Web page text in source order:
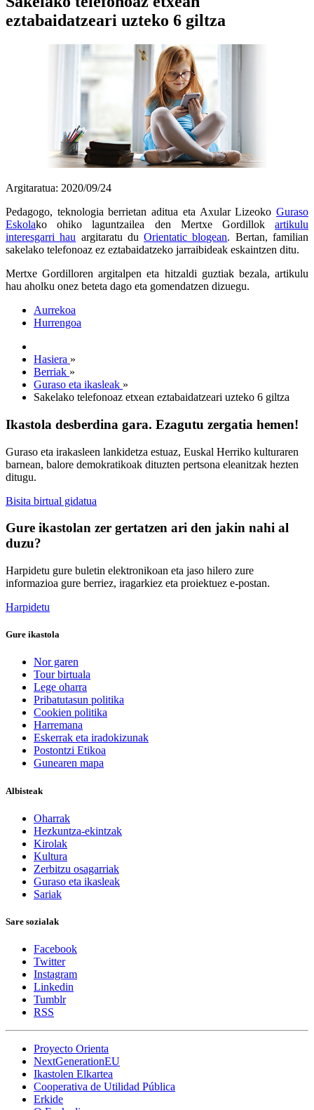
eztabaidatzeari uzteko 6 giltza
Argitaratua: 2020/09/24
Pedagogo, teknologia berrietan aditua eta Axular Lizeoko Guraso
Eskolako ohiko laguntzailea den Mertxe Gordillok artikulu
interesgarri hau argitaratu duOrientatic blogean. Bertan, familian
sakelako telefonoaz ez eztabaidatzeko jarraibideak eskaintzen ditu.
Mertxe Gordilloren argitalpen eta hitzaldi guztiak bezala, artikulu
hau aholku onez beteta dago eta gomendatzen dizuegu.
Aurrekoa
Hurrengoa
Hasiera »
Berriak »
Guraso eta ikasleak »
Sakelako telefonoaz etxean eztabaidatzeari uzteko 6 giltza
Ikastola desberdina gara. Ezagutu zergatia hemen!
Guraso eta irakasleen lankidetza estuaz, Euskal Herriko kulturaren
barnean, balore demokratikoak dituzten pertsona eleanitzak hezten
ditugu.
Bisita birtual gidatua
Gure ikastolan zer gertatzen ari den jakin nahi al
duzu?
Harpidetu gure buletin elektronikoan eta jaso hilero zure
informazioa gure berriez, iragarkiez eta proiektuez e-postan.
Harpidetu
Gure ikastola
Nor garen
Tour birtuala
Lege oharra
Pribatutasun politika
Cookien politika
Harremana
Eskerrak eta iradokizunak
Postontzi Etikoa
Gunearen mapa
Albisteak
Oharrak
Hezkuntza-ekintzak
Kirolak
Kultura
Zerbitzu osagarriak
Guraso eta ikasleak
Sariak
Sare sozialak
Facebook
Twitter
Instagram
Linkedin
Tumblr
RSS
Proyecto Orienta
NextGenerationEU
Ikastolen Elkartea
Cooperativa de Utilidad Pública
Erkide